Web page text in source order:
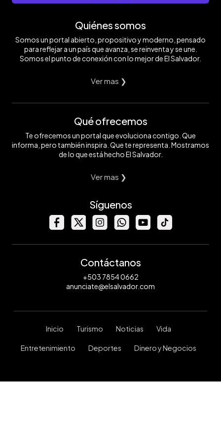
Quiénes somos
Somos un portal abierto, propositivo y moderno, pensado
para reflejar a un país que avanza, se reinventa y se une.
Somos el punto de conexión con lo mejor de El Salvador.
Ver mas ❯
Qué ofrecemos
Te ofrecemos un portal que evoluciona contigo. Que
informa, pero también inspira. Que te representa. Mostramos
de lo que está hecho El Salvador.
Ver mas ❯
Síguenos
Contáctanos
+503 7854 0662
anunciate@elsalvador.com
Inicio Turismo Noticias Vida
Entretenimiento Deportes Dinero y Negocios